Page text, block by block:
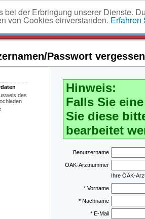
bei der Erbringung unserer Dienste.
von Cookies einverstanden. Erfahren
Passwort
des
Hinweis:
Falls Sie
Sie diese
bearbeitet
Benutzername
ÖÄK-Arztnummer
Ihre ÖÄK-
* Vorname
* Nachname
* E-Mail